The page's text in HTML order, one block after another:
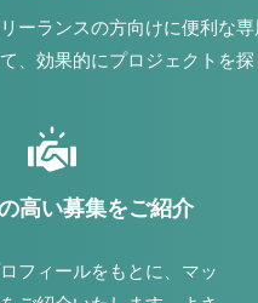
ーランスの方向けに便利な専
、効果的にプロジェクトを探
高い募集をご紹介
フィールをもとに、マッ